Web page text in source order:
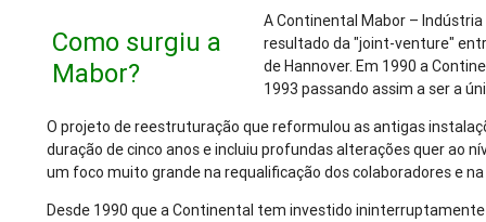
Como surgiu a
Mabor?
A Continental Mabor –
resultado da "joint-venture"
de Hannover. Em 1990 a
1993 passando assim a ser a
O projeto de reestruturação que reformulou as antigas
duração de cinco anos e incluiu profundas alterações quer ao
um foco muito grande na requalificação dos colaboradores e
Desde 1990 que a Continental tem investido